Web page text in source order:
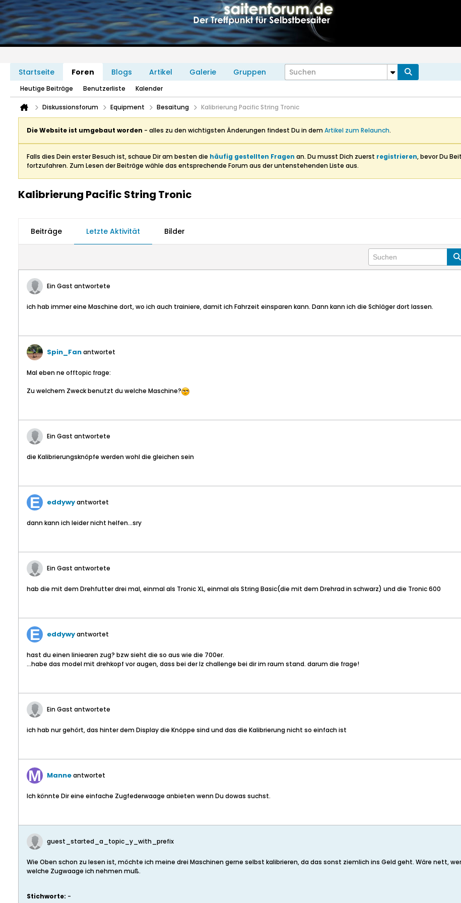
Startseite Foren Blogs Artikel Galerie Gruppen
Heutige Beiträge Benutzerliste Kalender
Diskussionsforum Equipment Besaitung Kalibrierung Pacific String Tronic
Die Website ist umgebaut worden - alles zu den wichtigsten Änderungen findest Du in demArtikel zum Relaunch.
Falls dies Dein erster Besuch ist, schaue Dir am besten die häufig gestellten Fragen an. Du musst Dich zuerst registrieren, bevor Du
fortzufahren. Zum Lesen der Beiträge wähle das entsprechende Forum aus der untenstehenden Liste aus.
Kalibrierung Pacific String Tronic
Beiträge Letzte Aktivität Bilder
Ein Gast antwortete
ich hab immer eine Maschine dort, wo ich auch trainiere, damit ich Fahrzeit einsparen kann. Dann kann ich die Schläger dort lassen.
Spin_Fanantwortet
Mal eben ne offtopic frage:
Zu welchem Zweck benutzt du welche Maschine?
Ein Gast antwortete
die Kalibrierungsknöpfe werden wohl die gleichen sein
eddywyantwortet
dann kann ich leider nicht helfen...sry
Ein Gast antwortete
hab die mit dem Drehfutter drei mal, einmal als Tronic XL, einmal als String Basic(die mit dem Drehrad in schwarz) und die Tronic 600
eddywyantwortet
hast du einen liniearen zug? bzw sieht die so aus wie die 700er.
...habe das model mit drehkopf vor augen, dass bei der lz challenge bei dir im raum stand. darum die frage!
Ein Gast antwortete
ich hab nur gehört, das hinter dem Display die Knöppe sind und das die Kalibrierung nicht so einfach ist
Manneantwortet
Ich könnte Dir eine einfache Zugfederwaage anbieten wenn Du dowas suchst.
guest_started_a_topic_y_with_prefix
Wie Oben schon zu lesen ist, möchte ich meine drei Maschinen gerne selbst kalibrieren, da das sonst ziemlich ins Geld geht. Wäre nett,
welche Zugwaage ich nehmen muß.
Stichworte: -